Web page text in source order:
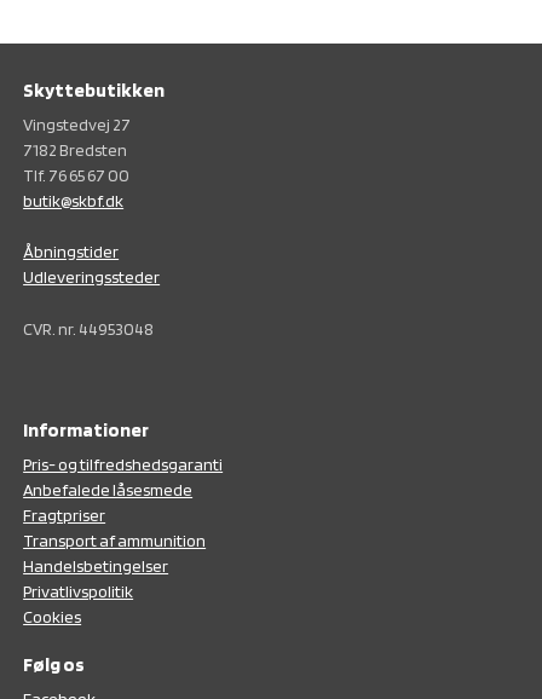
Skyttebutikken
Vingstedvej 27
7182 Bredsten
Tlf. 76 65 67 00
butik@skbf.dk
Åbningstider
Udleveringssteder
CVR. nr. 44953048
Informationer
Pris- og tilfredshedsgaranti
Anbefalede låsesmede
Fragtpriser
Transport af ammunition
Handelsbetingelser
Privatlivspolitik
Cookies
Følg os